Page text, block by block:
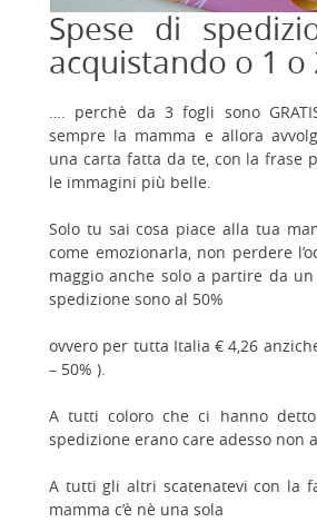
Spese di
acquistando o 1 o
…. perchè da 3 fogli sono
sempre la mamma e allora
una carta fatta da te, con la frase
le immagini più belle.
Solo tu sai cosa piace alla tua
come emozionarla, non perdere
maggio anche solo a partire da
spedizione sono al 50%
ovvero per tutta Italia € 4,26
– 50% ).
A tutti coloro che ci hanno
spedizione erano care adesso non
A tutti gli altri scatenatevi con la
mamma c’è nè una sola